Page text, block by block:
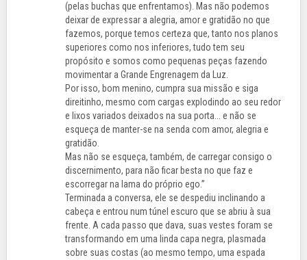
(pelas buchas que enfrentamos). Mas não podemos
deixar de expressar a alegria, amor e gratidão no que
fazemos, porque temos certeza que, tanto nos planos
superiores como nos inferiores, tudo tem seu
propósito e somos como pequenas peças fazendo
movimentar a Grande Engrenagem da Luz.
Por isso, bom menino, cumpra sua missão e siga
direitinho, mesmo com cargas explodindo ao seu redor
e lixos variados deixados na sua porta... e não se
esqueça de manter-se na senda com amor, alegria e
gratidão.
Mas não se esqueça, também, de carregar consigo o
discernimento, para não ficar besta no que faz e
escorregar na lama do próprio ego.”
Terminada a conversa, ele se despediu inclinando a
cabeça e entrou num túnel escuro que se abriu à sua
frente. A cada passo que dava, suas vestes foram se
transformando em uma linda capa negra, plasmada
sobre suas costas (ao mesmo tempo, uma espada